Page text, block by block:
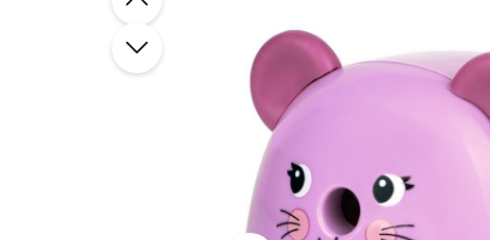
Bildergalerie überspringen